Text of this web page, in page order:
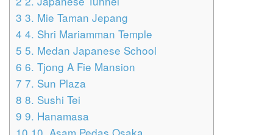
3 3. Mie Taman Jepang
4 4. Shri Mariamman Temple
5 5. Medan Japanese School
6 6. Tjong A Fie Mansion
7 7. Sun Plaza
8 8. Sushi Tei
9 9. Hanamasa